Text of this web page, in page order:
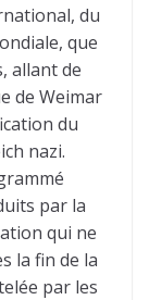
du
que
allant de
de Weimar
du
nazi.
par la
qui ne
la fin de la
par les